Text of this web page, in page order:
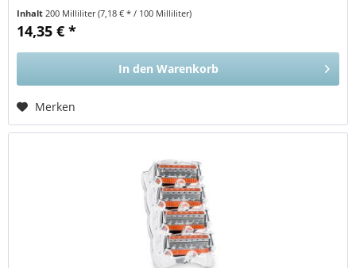
Inhalt 200 Milliliter(7,18 € * / 100 Milliliter)
14,35 € *
In den Warenkorb
Merken